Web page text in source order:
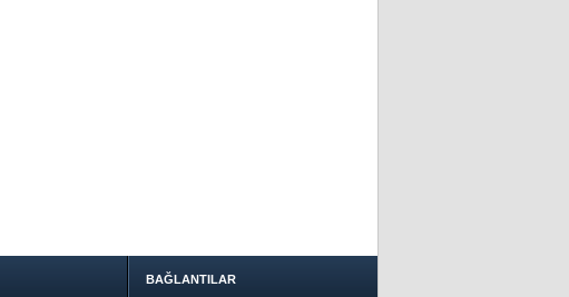
BAĞLANTILAR